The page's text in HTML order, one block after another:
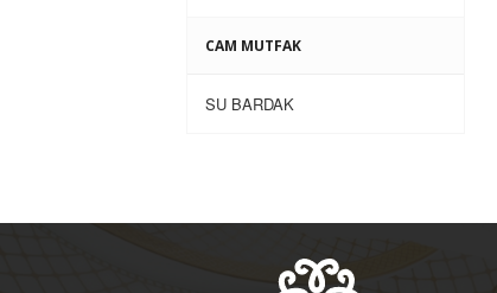
CAM MUTFAK
SU BARDAK